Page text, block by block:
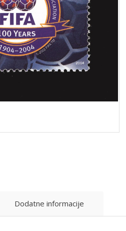
Dodatne informacije